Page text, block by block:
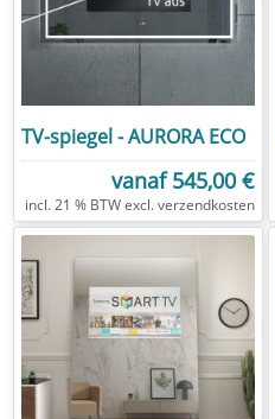
TV-spiegel - AURORA ECO
vanaf545,00 €
excl.verzendkosten